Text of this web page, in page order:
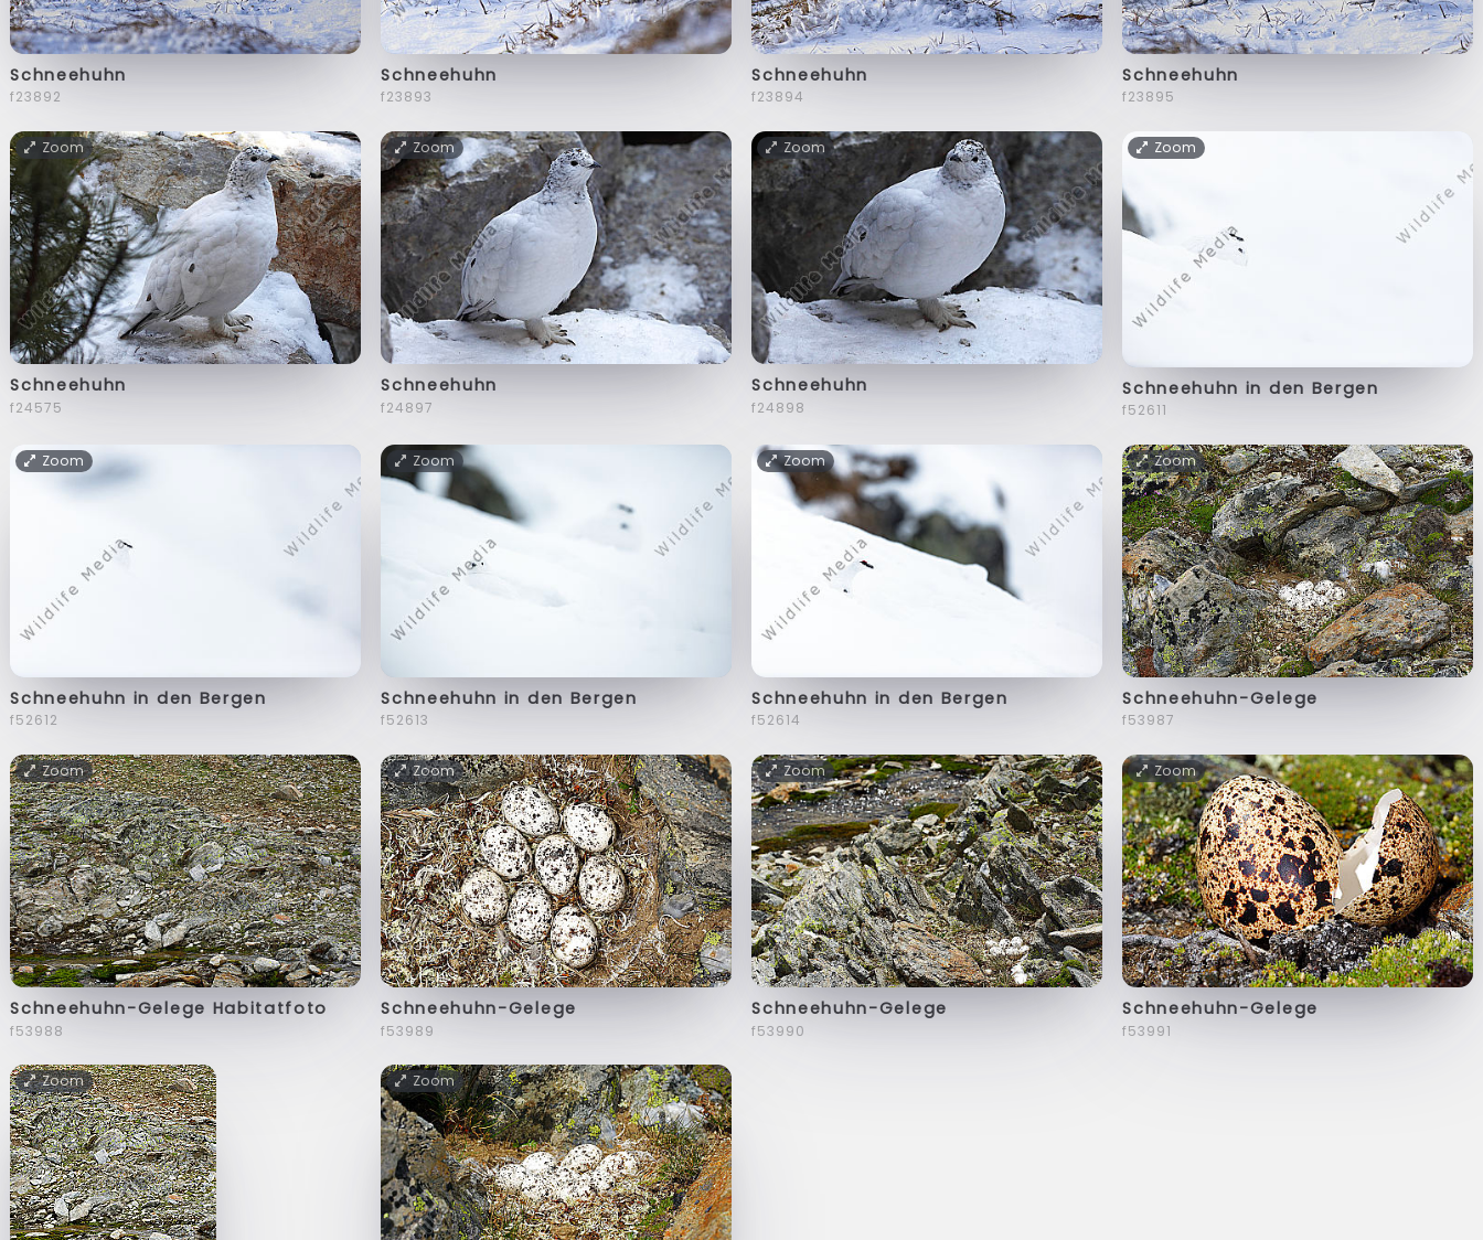
Schneehuhn
f23892
Schneehuhn
f23893
Schneehuhn
f23894
Schneehuhn
f23895
Zoom
Schneehuhn
f24575
Zoom
Schneehuhn
f24897
Zoom
Schneehuhn
f24898
Zoom
Schneehuhn in den Bergen
f52611
Zoom
Schneehuhn in den Bergen
f52612
Zoom
Schneehuhn in den Bergen
f52613
Zoom
Schneehuhn in den Bergen
f52614
Zoom
Schneehuhn-Gelege
f53987
Zoom
Schneehuhn-Gelege Habitatfoto
f53988
Zoom
Schneehuhn-Gelege
f53989
Zoom
Schneehuhn-Gelege
f53990
Zoom
Schneehuhn-Gelege
f53991
Zoom Zoom